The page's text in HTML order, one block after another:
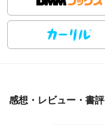
感想・レビュー・書評